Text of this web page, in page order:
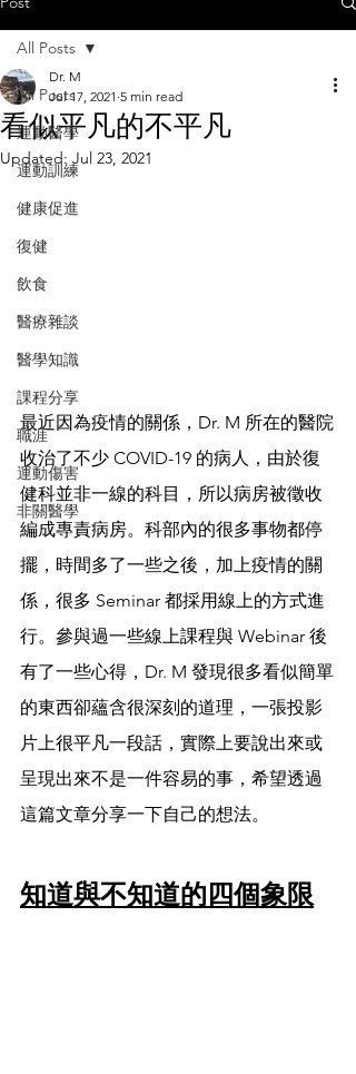
All Posts
運動醫學
運動訓練
健康促進
復健
飲食
醫療雜談
醫學知識
課程分享
職涯
運動傷害
非關醫學
All Posts
看似平凡的不平凡
Dr. M
Jul 17, 2021 5 min read
Updated: Jul 23, 2021
最近因為疫情的關係，Dr. M 所在的醫院
收治了不少 COVID-19 的病人，由於復
健科並非一線的科目，所以病房被徵收
編成專責病房。科部內的很多事物都停
擺，時間多了一些之後，加上疫情的關
係，很多 Seminar 都採用線上的方式進
行。參與過一些線上課程與 Webinar 後
有了一些心得，Dr. M 發現很多看似簡單
的東西卻蘊含很深刻的道理，一張投影
片上很平凡一段話，實際上要說出來或
呈現出來不是一件容易的事，希望透過
這篇文章分享一下自己的想法。
知道與不知道的四個象限